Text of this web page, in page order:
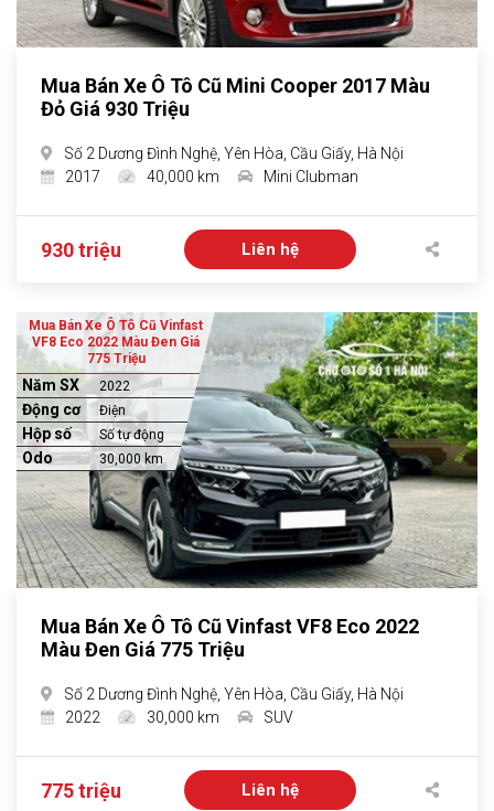
Mua Bán Xe Ô Tô Cũ Mini Cooper 2017 Màu
Đỏ Giá 930 Triệu
Số 2 Dương Đình Nghệ, Yên Hòa, Cầu Giấy, Hà Nội
2017
40,000 km Mini Clubman
930 triệu Liên hệ
Mua Bán Xe Ô Tô Cũ Vinfast
VF8 Eco 2022 Màu Đen Giá
775 Triệu
Năm SX 2022
Động cơ Điện
Hộp số Số tự động
Odo 30,000 km
Mua Bán Xe Ô Tô Cũ Vinfast VF8 Eco 2022
Màu Đen Giá 775 Triệu
Số 2 Dương Đình Nghệ, Yên Hòa, Cầu Giấy, Hà Nội
2022
30,000 km SUV
775 triệu Liên hệ